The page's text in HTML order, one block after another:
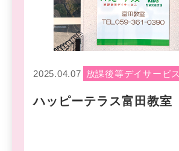
2025.04.07 放課後等デイサービス
ハッピーテラス富田教室